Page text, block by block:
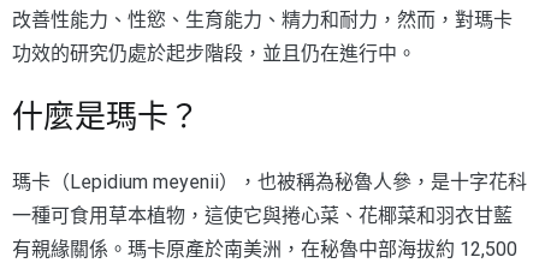
改善性能力、性慾、生育能力、精力和耐力，然而，對瑪卡
功效的研究仍處於起步階段，並且仍在進行中。
什麼是瑪卡？
瑪卡（Lepidium meyenii），也被稱為秘魯人參，是十字花科
一種可食用草本植物，這使它與捲心菜、花椰菜和羽衣甘藍
有親緣關係。瑪卡原產於南美洲，在秘魯中部海拔約 12,500